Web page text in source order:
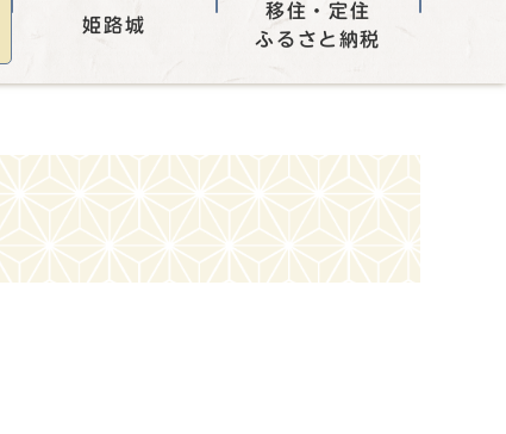
姫路城
移住・定住
ふるさと納税